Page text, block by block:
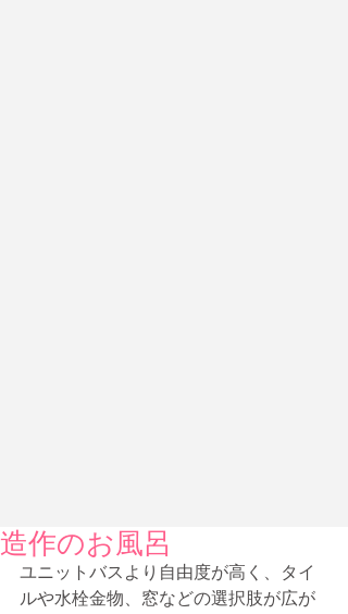
造作のお風呂
ユニットバスより自由度が高く、タイ
ルや水栓金物、窓などの選択肢が広が